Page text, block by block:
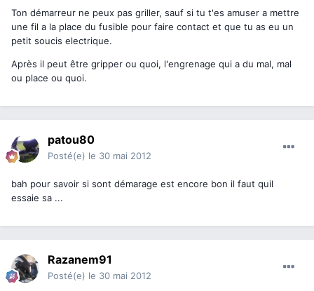
Ton démarreur ne peux pas griller, sauf si tu t'es amuser a mettre
une fil a la place du fusible pour faire contact et que tu as eu un
petit soucis electrique.
Après il peut être gripper ou quoi, l'engrenage qui a du mal, mal
ou place ou quoi.
patou80
Posté(e) le 30 mai 2012
bah pour savoir si sont démarage est encore bon il faut quil
essaie sa ...
Razanem91
Posté(e) le 30 mai 2012